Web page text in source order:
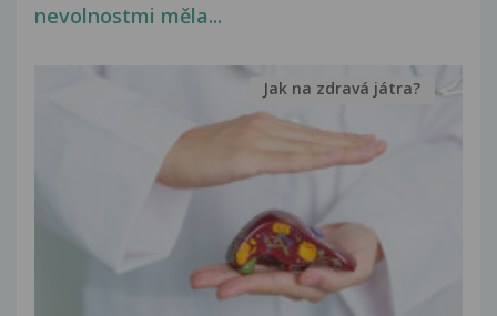
nevolnostmi měla...
Jak na zdravá játra?